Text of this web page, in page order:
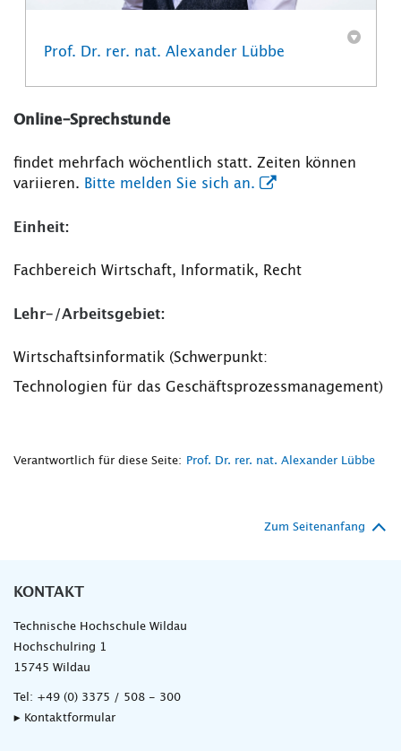
Prof. Dr. rer. nat. Alexander Lübbe
Online-Sprechstunde
findet mehrfach wöchentlich statt. Zeiten können
variieren. Bitte melden Sie sich an.
Einheit:
Fachbereich Wirtschaft, Informatik, Recht
Lehr-/Arbeitsgebiet:
Wirtschaftsinformatik (Schwerpunkt:
Technologien für das Geschäftsprozessmanagement)
Verantwortlich für diese Seite: Prof. Dr. rer. nat. Alexander Lübbe
Zum Seitenanfang
KONTAKT
Technische Hochschule Wildau
Hochschulring 1
15745 Wildau
Tel: +49 (0) 3375 / 508 - 300
▸ Kontaktformular